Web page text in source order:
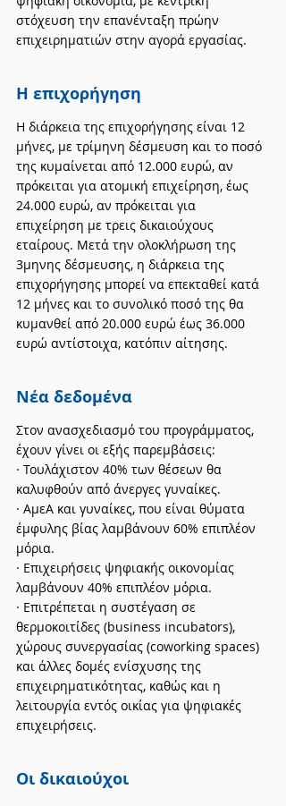
στόχευση την επανένταξη πρώην
επιχειρηματιών στην αγορά εργασίας.
Η επιχορήγηση
Η διάρκεια της επιχορήγησης είναι 12
μήνες, με τρίμηνη δέσμευση και το ποσό
της κυμαίνεται από 12.000 ευρώ, αν
πρόκειται για ατομική επιχείρηση, έως
24.000 ευρώ, αν πρόκειται για
επιχείρηση με τρεις δικαιούχους
εταίρους. Μετά την ολοκλήρωση της
3μηνης δέσμευσης, η διάρκεια της
επιχορήγησης μπορεί να επεκταθεί κατά
12 μήνες και το συνολικό ποσό της θα
κυμανθεί από 20.000 ευρώ έως 36.000
ευρώ αντίστοιχα, κατόπιν αίτησης.
Νέα δεδομένα
Στον ανασχεδιασμό του προγράμματος,
έχουν γίνει οι εξής παρεμβάσεις:
· Τουλάχιστον 40% των θέσεων θα
καλυφθούν από άνεργες γυναίκες.
· ΑμεΑ και γυναίκες, που είναι θύματα
έμφυλης βίας λαμβάνουν 60% επιπλέον
μόρια.
· Επιχειρήσεις ψηφιακής οικονομίας
λαμβάνουν 40% επιπλέον μόρια.
· Επιτρέπεται η συστέγαση σε
θερμοκοιτίδες (business incubators),
χώρους συνεργασίας (coworking spaces)
και άλλες δομές ενίσχυσης της
επιχειρηματικότητας, καθώς και η
λειτουργία εντός οικίας για ψηφιακές
επιχειρήσεις.
Οι δικαιούχοι